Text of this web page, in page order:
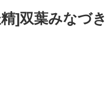
]双葉みなづき